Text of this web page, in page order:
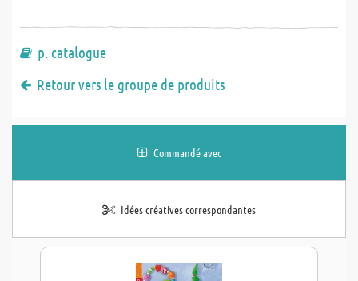
p. catalogue
Retour vers le groupe de produits
Commandé avec
Idées créatives correspondantes